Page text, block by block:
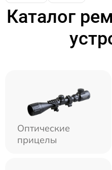
Каталог
Оптические
прицелы